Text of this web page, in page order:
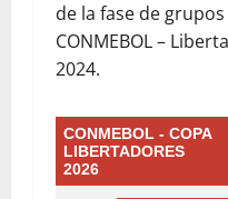
de la fase de
CONMEBOL –
2024.